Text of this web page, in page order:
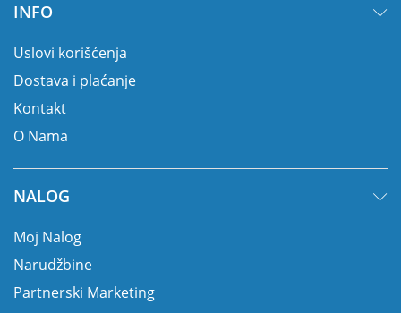
INFO
Uslovi korišćenja
Dostava i plaćanje
Kontakt
O Nama
NALOG
Moj Nalog
Narudžbine
Partnerski Marketing